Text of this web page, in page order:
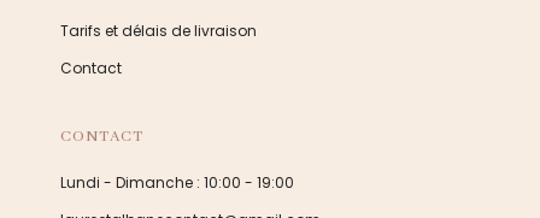
Tarifs et délais de livraison
Contact
CONTACT
Lundi - Dimanche : 10:00 - 19:00